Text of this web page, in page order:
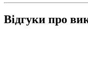
Відгуки про